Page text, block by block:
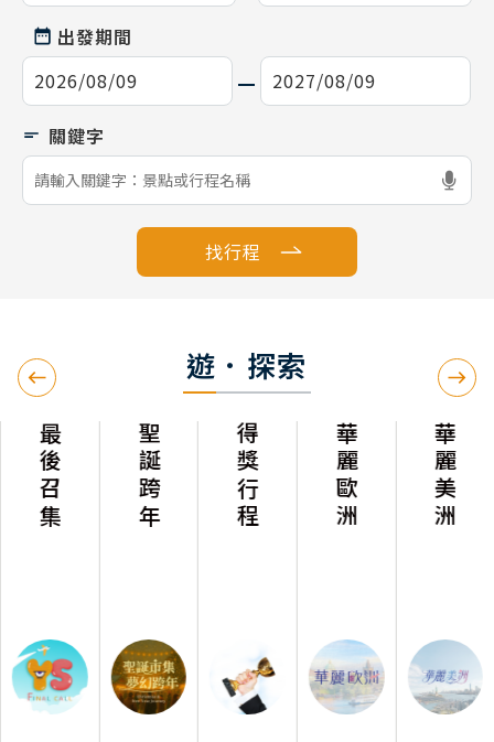
出發期間
找行程
遊．探索
最後召集 聖誕跨年 得獎行程 華麗歐洲 華麗美洲